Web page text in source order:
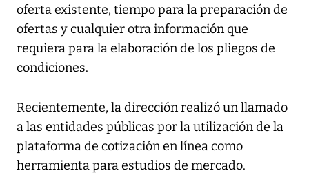
oferta existente, tiempo para la preparación de
ofertas y cualquier otra información que
requiera para la elaboración de los pliegos de
condiciones.
Recientemente, la dirección realizó un llamado
a las entidades públicas por la utilización de la
plataforma de cotización en línea como
herramienta para estudios de mercado.